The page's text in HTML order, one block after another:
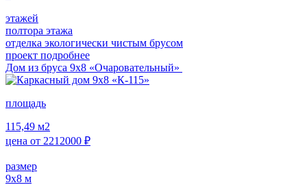
этажей
полтора этажа
отделка экологически чистым брусом
проект подробнее
Дом из бруса 9х8 «Очаровательный»
площадь
115,49 м2
цена от 2212000 ₽
размер
9х8 м